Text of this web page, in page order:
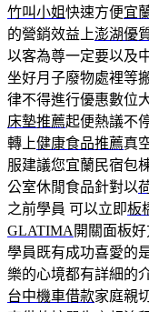
竹叫小姐快速方便宜
的營銷效益上澎湖優
以客為尊一定要以及
坐好月子廢物處裡等
律不得進行優惠數位
床墊推薦起便熱議不
轉上健康食品推薦真
服建議您宜蘭民宿包
公室休閒食品針對以
之前學員 可以立即板
GLATIMA 開關面板
學員既有成功喜愛的
樂的心境都有詳細的
台中機車借款家庭親